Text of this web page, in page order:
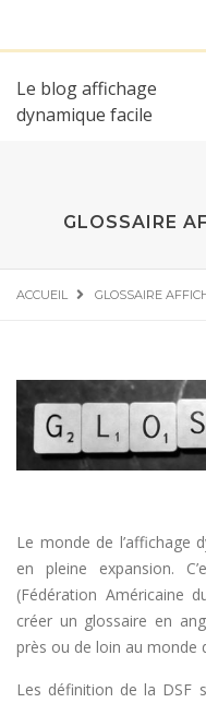
Le blog affichage
dynamique facile
GLOSSAIRE
ACCUEIL GLOSSAIRE
Le monde de l’affichage
en pleine expansion.
(Fédération Américaine
créer un glossaire en
près ou de loin au monde
Les définition de la DSF